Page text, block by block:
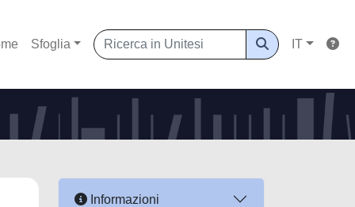
Sfoglia IT
Informazioni